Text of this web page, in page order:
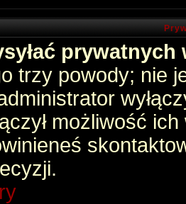
trzy powody; nie
możliwość